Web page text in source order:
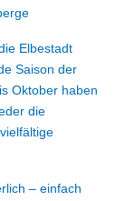
Elbestadt
Saison der
Oktober haben
die
– einfach